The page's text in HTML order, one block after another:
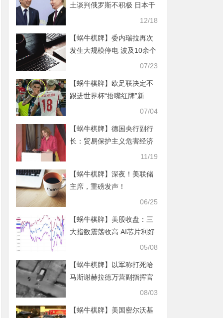
土谈判俄罗斯不积极 日本干
12/18
【蜗牛棋牌】委内瑞拉再次
发生大规模停电 波及10余个
07/23
【蜗牛棋牌】欧足联决定不
跟进世界杯“捂嘴红牌”新
规，但该新规出炉的导火索
07/04
【蜗牛棋牌】德国央行副行
长：贸易保护主义危害经济
11/19
【蜗牛棋牌】深夜！美联储
主席，重磅发声！
06/25
【蜗牛棋牌】美股收盘：三
大指数震荡收高 AI芯片利好
助攻英伟达 ARM美股盘后跌
05/08
【蜗牛棋牌】以军称打死哈
马斯谢赫拉德万营副指挥官
08/03
【蜗牛棋牌】美国密尔沃基